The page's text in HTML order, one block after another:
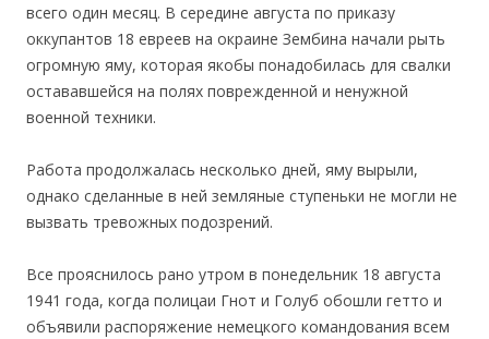
всего один месяц. В середине августа по приказу
оккупантов 18 евреев на окраине Зембина начали рыть
огромную яму, которая якобы понадобилась для свалки
остававшейся на полях поврежденной и ненужной
военной техники.
Работа продолжалась несколько дней, яму вырыли,
однако сделанные в ней земляные ступеньки не могли не
вызвать тревожных подозрений.
Все прояснилось рано утром в понедельник 18 августа
1941 года, когда полицаи Гнот и Голуб обошли гетто и
объявили распоряжение немецкого командования всем